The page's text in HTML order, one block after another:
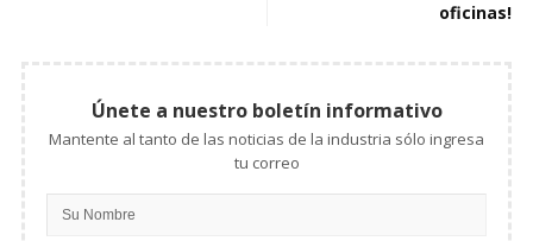
oficinas!
Únete a nuestro boletín informativo
Mantente al tanto de las noticias de la industria sólo ingresa
tu correo